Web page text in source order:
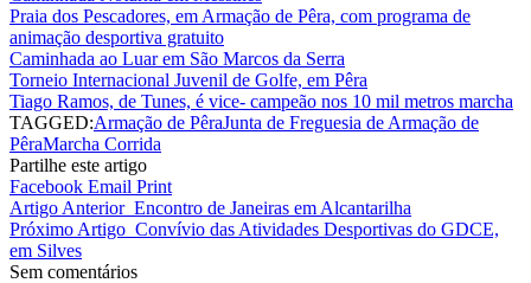
Praia dos Pescadores, em Armação de Pêra, com programa de
animação desportiva gratuito
Caminhada ao Luar em São Marcos da Serra
Torneio Internacional Juvenil de Golfe, em Pêra
Tiago Ramos, de Tunes, é vice- campeão nos 10 mil metros marcha
TAGGED:Armação de PêraJunta de Freguesia de Armação de
PêraMarcha Corrida
Partilhe este artigo
Facebook Email Print
Artigo Anterior Encontro de Janeiras em Alcantarilha
Próximo Artigo Convívio das Atividades Desportivas do GDCE,
em Silves
Sem comentários